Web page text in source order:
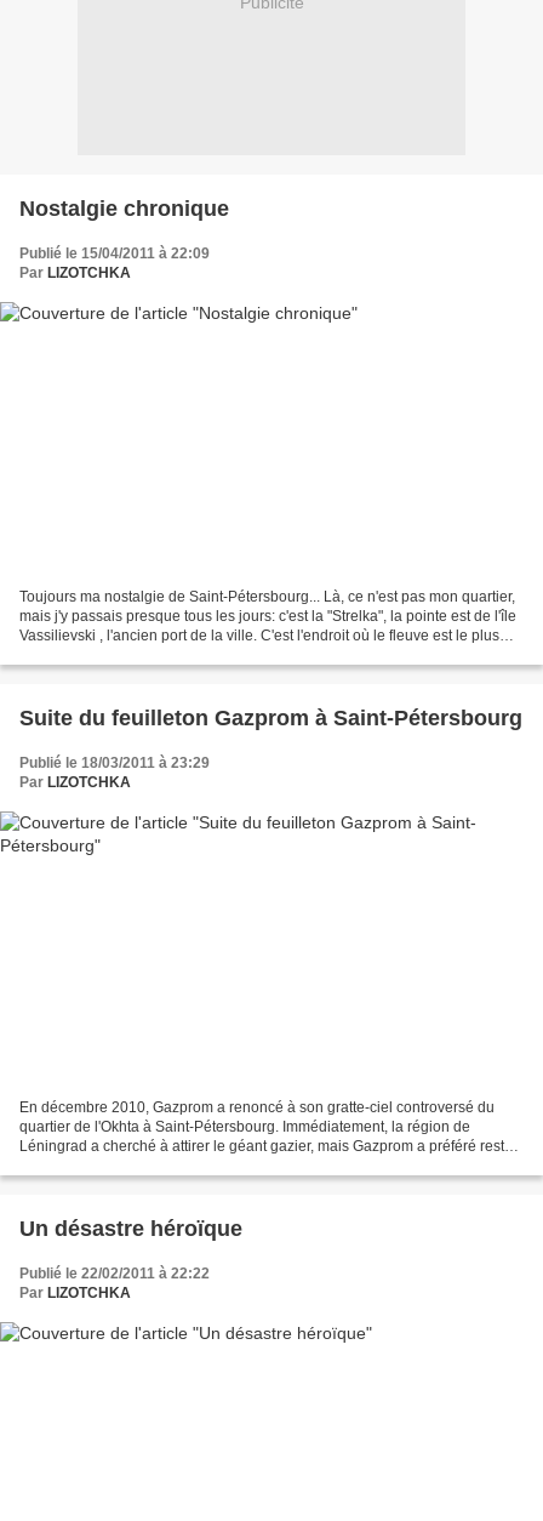
Nostalgie chronique
Publié le 15/04/2011 à 22:09
Par LIZOTCHKA
Toujours ma nostalgie de Saint-Pétersbourg... Là, ce n'est pas mon quartier,
mais j'y passais presque tous les jours: c'est la "Strelka", la pointe est de l'île
Vassilievski , l'ancien port de la ville. C'est l'endroit où le fleuve est le plus
Suite du feuilleton Gazprom à Saint-Pétersbourg
Publié le 18/03/2011 à 23:29
Par LIZOTCHKA
En décembre 2010, Gazprom a renoncé à son gratte-ciel controversé du
quartier de l'Okhta à Saint-Pétersbourg. Immédiatement, la région de
Léningrad a cherché à attirer le géant gazier, mais Gazprom a préféré rester
Un désastre héroïque
Publié le 22/02/2011 à 22:22
Par LIZOTCHKA